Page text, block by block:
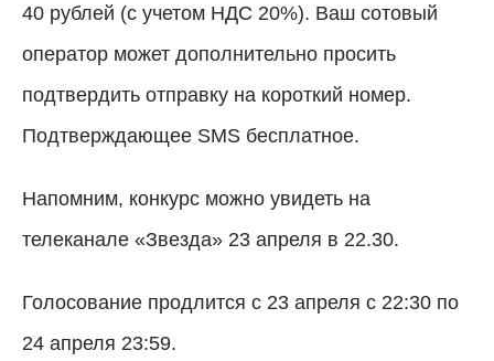
40 рублей (с учетом НДС 20%). Ваш сотовый
оператор может дополнительно просить
подтвердить отправку на короткий номер.
Подтверждающее SMS бесплатное.
Напомним, конкурс можно увидеть на
телеканале «Звезда» 23 апреля в 22.30.
Голосование продлится с 23 апреля с 22:30 по
24 апреля 23:59.